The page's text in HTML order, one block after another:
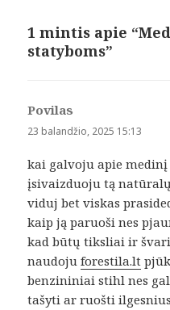
1 mintis apie
statyboms”
Povilas
23 balandžio, 2025 15:13
kai galvoju apie medinį
įsivaizduoju tą
viduj bet viskas
kaip ją paruoši nes
kad būtų tiksliai ir
naudojuforestila.lt
benzininiai stihl nes
tašyti ar ruošti